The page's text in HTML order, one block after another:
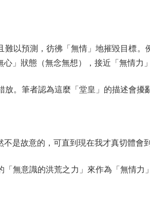
預測，彷彿「無情」地摧毀目標。
」狀態（無念無想），接近「無情力
筆者認為這麼「堂皇」的描述會擾
故意的，可直到現在我才真切體會到
意識的洪荒之力」來作為「無情力